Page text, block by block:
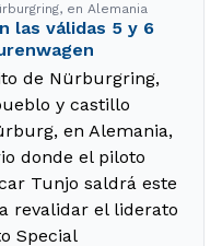
en Alemania
las válidas 5 y 6
de Nürburgring,
y castillo
en Alemania,
donde el piloto
Tunjo saldrá este
revalidar el liderato
Special